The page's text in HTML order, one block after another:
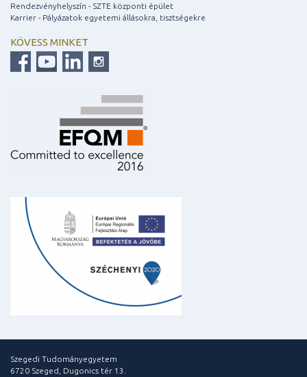
Rendezvényhelyszín - SZTE központi épület
Karrier - Pályázatok egyetemi állásokra, tisztségekre
KÖVESS MINKET
Szegedi Tudományegyetem
6720 Szeged, Dugonics tér 13.